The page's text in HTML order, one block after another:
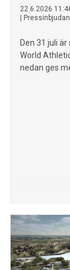
22.6.2026
Pressinbjudan
Den 31 juli
World
nedan ges